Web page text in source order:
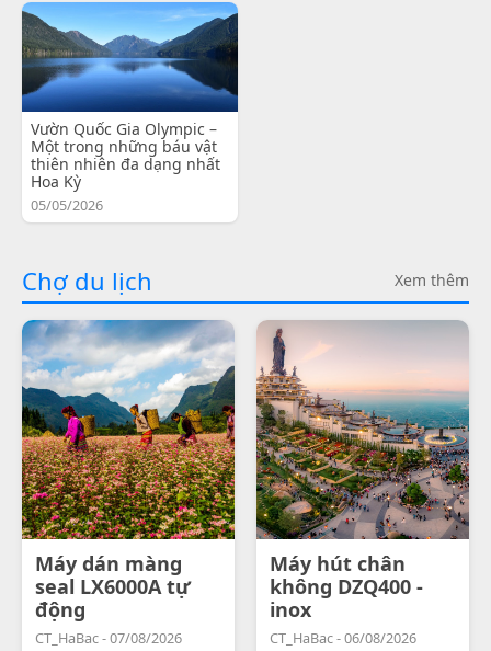
Vườn Quốc Gia Olympic –
Một trong những báu vật
thiên nhiên đa dạng nhất
Hoa Kỳ
05/05/2026
Chợ du lịch Xem thêm
Máy dán màng
seal LX6000A tự
động
CT_HaBac - 07/08/2026
Máy hút chân
không DZQ400 -
inox
CT_HaBac - 06/08/2026